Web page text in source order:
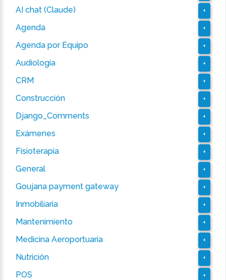
AI chat (Claude) +
Agenda +
Agenda por Equipo +
Audiología +
CRM +
Construcción +
Django_Comments +
Exámenes +
Fisioterapia +
General +
Goujana payment gateway +
Inmobiliaria +
Mantenimiento +
Medicina Aeroportuaria +
Nutrición +
POS +